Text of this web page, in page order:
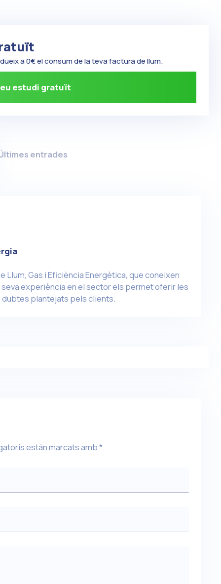
a 0€ el consum de la teva factura de llum.
estudi gratuït
entrades
Gas i Eficiència Energètica, que coneixen
experiència en el sector els permet oferir les
plantejats pels clients.
están marcats amb*